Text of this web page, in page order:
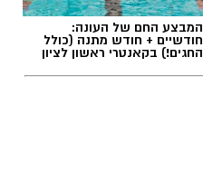
המבצע החם של העונה:
חודשיים + חודש מתנה (כולל
החגים!) בקאנטרי ראשון לציון